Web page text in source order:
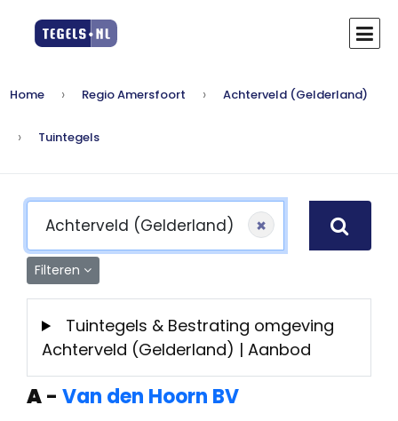
Home Regio Amersfoort Achterveld (Gelderland)
Tuintegels
×
Filteren
Tuintegels & Bestrating omgeving
Achterveld (Gelderland) | Aanbod
A- Van den Hoorn BV